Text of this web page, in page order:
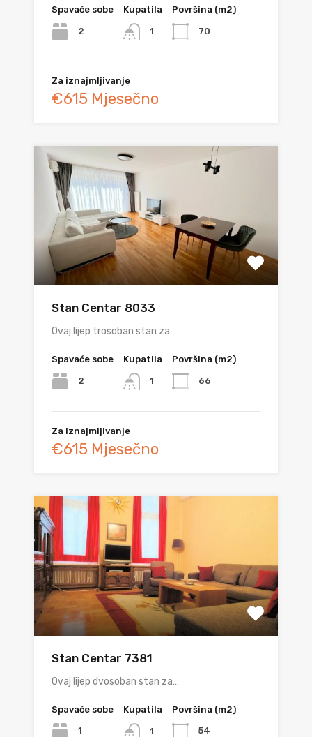
Spavaće sobe
2
Kupatila
1
Površina (m2)
70
Za iznajmljivanje
€615 Mjesečno
Stan Centar 8033
Ovaj lijep trosoban stan za…
Spavaće sobe
2
Kupatila
1
Površina (m2)
66
Za iznajmljivanje
€615 Mjesečno
Stan Centar 7381
Ovaj lijep dvosoban stan za…
Spavaće sobe
1
Kupatila
1
Površina (m2)
54